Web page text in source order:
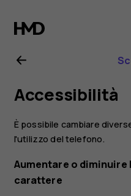
Manuale
d'uso
del
Nokia
X10
Accessibilità
È possibile cambiare
l'utilizzo del telefono.
Aumentare o diminuire
carattere